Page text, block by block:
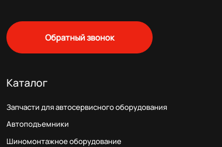
Обратный звонок
Каталог
Запчасти для автосервисного оборудования
Автоподъемники
Шиномонтажное оборудование